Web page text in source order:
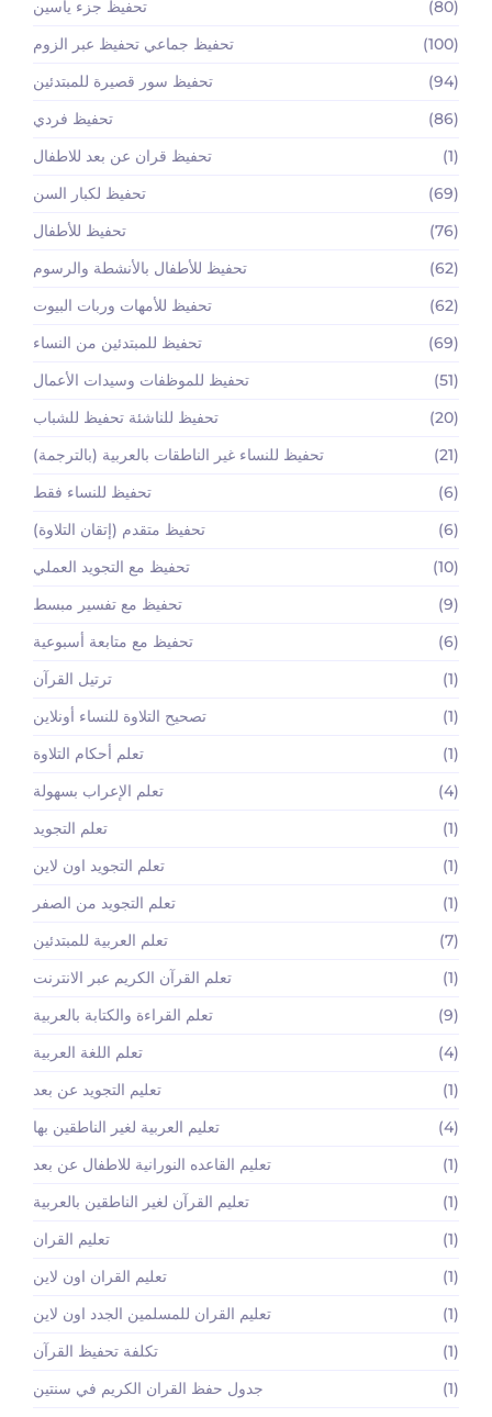
تحفيظ جزء ياسين
(80)
تحفيظ جماعي تحفيظ عبر الزوم
(100)
تحفيظ سور قصيرة للمبتدئين
(94)
تحفيظ فردي
(86)
تحفيظ قران عن بعد للاطفال
(1)
تحفيظ لكبار السن
(69)
تحفيظ للأطفال
(76)
تحفيظ للأطفال بالأنشطة والرسوم
(62)
تحفيظ للأمهات وربات البيوت
(62)
تحفيظ للمبتدئين من النساء
(69)
تحفيظ للموظفات وسيدات الأعمال
(51)
تحفيظ للناشئة تحفيظ للشباب
(20)
تحفيظ للنساء غير الناطقات بالعربية (بالترجمة)
(21)
تحفيظ للنساء فقط
(6)
تحفيظ متقدم (إتقان التلاوة)
(6)
تحفيظ مع التجويد العملي
(10)
تحفيظ مع تفسير مبسط
(9)
تحفيظ مع متابعة أسبوعية
(6)
ترتيل القرآن
(1)
تصحيح التلاوة للنساء أونلاين
(1)
تعلم أحكام التلاوة
(1)
تعلم الإعراب بسهولة
(4)
تعلم التجويد
(1)
تعلم التجويد اون لاين
(1)
تعلم التجويد من الصفر
(1)
تعلم العربية للمبتدئين
(7)
تعلم القرآن الكريم عبر الانترنت
(1)
تعلم القراءة والكتابة بالعربية
(9)
تعلم اللغة العربية
(4)
تعليم التجويد عن بعد
(1)
تعليم العربية لغير الناطقين بها
(4)
تعليم القاعده النورانية للاطفال عن بعد
(1)
تعليم القرآن لغير الناطقين بالعربية
(1)
تعليم القران
(1)
تعليم القران اون لاين
(1)
تعليم القران للمسلمين الجدد اون لاين
(1)
تكلفة تحفيظ القرآن
(1)
جدول حفظ القران الكريم في سنتين
(1)